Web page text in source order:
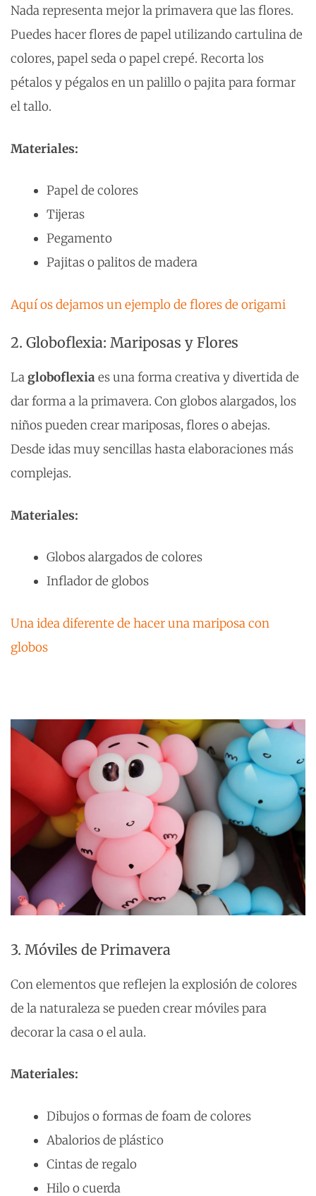
Nada representa mejor la primavera que las flores.
Puedes hacer flores de papel utilizando cartulina de
colores, papel seda o papel crepé. Recorta los
pétalos y pégalos en un palillo o pajita para formar
el tallo.
Materiales:
Papel de colores
Tijeras
Pegamento
Pajitas o palitos de madera
Aquí os dejamos un ejemplo de flores de origami
2. Globoflexia: Mariposas y Flores
Lagloboflexiaes una forma creativa y divertida de
dar forma a la primavera. Con globos alargados, los
niños pueden crear mariposas, flores o abejas.
Desde idas muy sencillas hasta elaboraciones más
complejas.
Materiales:
Globos alargados de colores
Inflador de globos
Una idea diferente de hacer una mariposa con
globos
3. Móviles de Primavera
Con elementos que reflejen la explosión de colores
de la naturaleza se pueden crear móviles para
decorar la casa o el aula.
Materiales:
Dibujos o formas de foam de colores
Abalorios de plástico
Cintas de regalo
Hilo o cuerda